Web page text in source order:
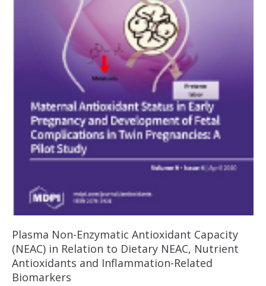
Plasma Non-Enzymatic Antioxidant Capacity
(NEAC) in Relation to Dietary NEAC, Nutrient
Antioxidants and Inflammation-Related
Biomarkers